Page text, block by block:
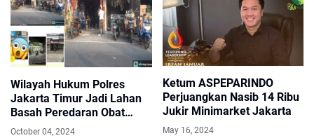
Wilayah Hukum Polres
Jakarta Timur Jadi Lahan
Basah Peredaran Obat
Keras, APH Tutup Mata..!!
October 04, 2024
Ketum ASPEPARINDO
Perjuangkan Nasib 14 Ribu
Jukir Minimarket Jakarta
May 16, 2024